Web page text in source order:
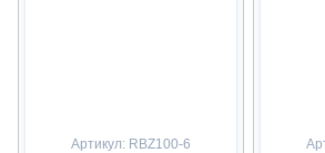
Артикул: RBZ100-6